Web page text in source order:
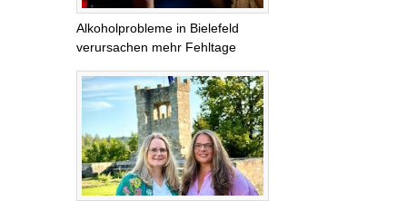
Alkoholprobleme in Bielefeld
verursachen mehr Fehltage